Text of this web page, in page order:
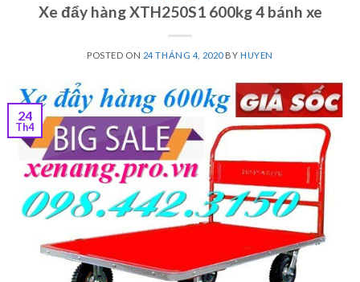
Xe đẩy hàng XTH250S1 600kg 4 bánh xe
POSTED ON 24 THÁNG 4, 2020BY HUYEN
24
Th4